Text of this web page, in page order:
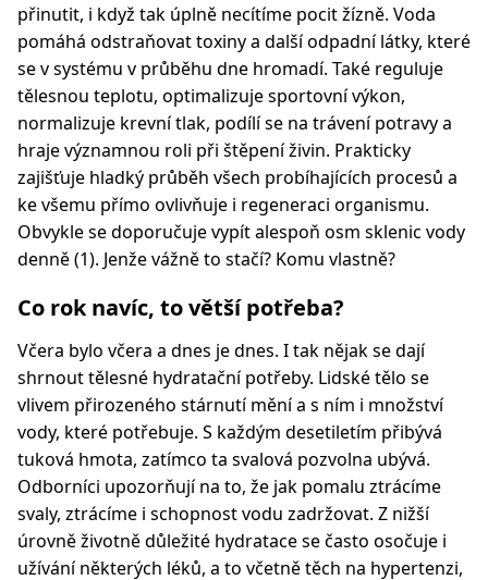
přinutit, i když tak úplně necítíme pocit žízně. Voda
pomáhá odstraňovat toxiny a další odpadní látky, které
se v systému v průběhu dne hromadí. Také reguluje
tělesnou teplotu, optimalizuje sportovní výkon,
normalizuje krevní tlak, podílí se na trávení potravy a
hraje významnou roli při štěpení živin. Prakticky
zajišťuje hladký průběh všech probíhajících procesů a
ke všemu přímo ovlivňuje i regeneraci organismu.
Obvykle se doporučuje vypít alespoň osm sklenic vody
denně (1). Jenže vážně to stačí? Komu vlastně?
Co rok navíc, to větší potřeba?
Včera bylo včera a dnes je dnes. I tak nějak se dají
shrnout tělesné hydratační potřeby. Lidské tělo se
vlivem přirozeného stárnutí mění a s ním i množství
vody, které potřebuje. S každým desetiletím přibývá
tuková hmota, zatímco ta svalová pozvolna ubývá.
Odborníci upozorňují na to, že jak pomalu ztrácíme
svaly, ztrácíme i schopnost vodu zadržovat. Z nižší
úrovně životně důležité hydratace se často osočuje i
užívání některých léků, a to včetně těch na hypertenzi,